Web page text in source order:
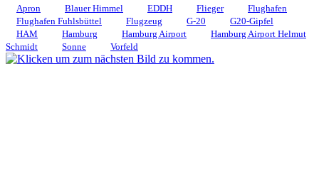
Apron Blauer Himmel EDDH Flieger
Flughafen
Flughafen Fuhlsbüttel
Flugzeug G-20
G20-Gipfel
HAM
Hamburg Hamburg Airport
Hamburg Airport Helmut
Schmidt
Sonne Vorfeld